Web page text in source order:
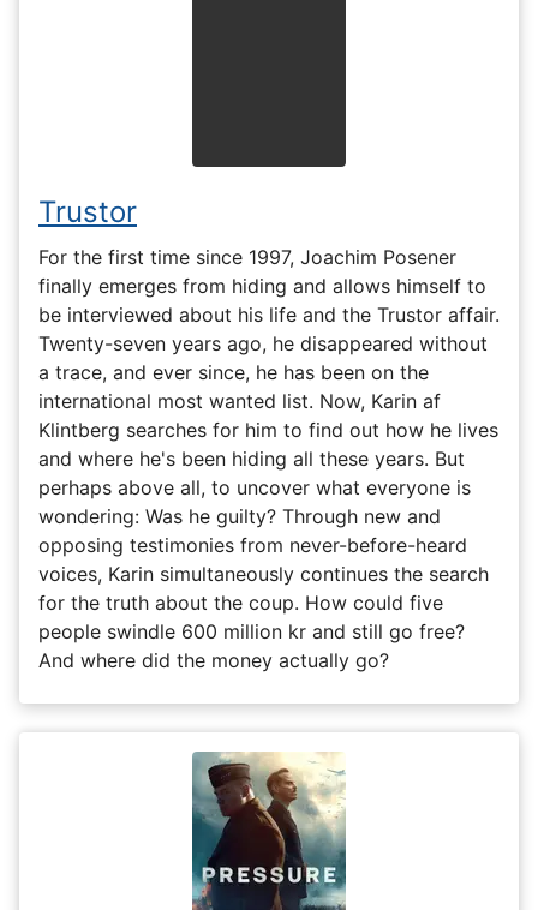
Trustor
For the first time since 1997, Joachim Posener
finally emerges from hiding and allows himself to
be interviewed about his life and the Trustor affair.
Twenty-seven years ago, he disappeared without
a trace, and ever since, he has been on the
international most wanted list. Now, Karin af
Klintberg searches for him to find out how he lives
and where he's been hiding all these years. But
perhaps above all, to uncover what everyone is
wondering: Was he guilty? Through new and
opposing testimonies from never-before-heard
voices, Karin simultaneously continues the search
for the truth about the coup. How could five
people swindle 600 million kr and still go free?
And where did the money actually go?